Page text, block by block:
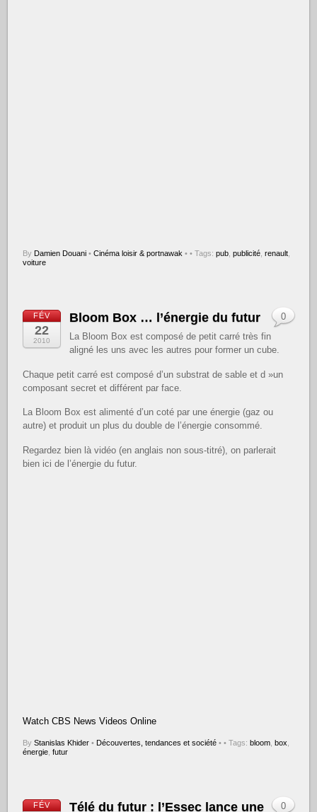
By Damien Douani • Cinéma loisir & portnawak • • Tags:pub ,publicité ,renault
voiture
FÉV
22
2010
Bloom Box … l’énergie du futur
La Bloom Box est composé de petit carré très fin
aligné les uns avec les autres pour former un cube.
Chaque petit carré est composé d’un substrat de sable et d »un
composant secret et différent par face.
La Bloom Box est alimenté d’un coté par une énergie (gaz ou
autre) et produit un plus du double de l’énergie consommé.
Regardez bien là vidéo (en anglais non sous-titré), on parlerait
bien ici de l’énergie du futur.
Watch CBS News Videos Online
ByStanislas Khider • Découvertes, tendances et société •
0
• Tags:bloom ,box
énergie ,futur
FÉV
Télé du futur : l’Essec lance une
0